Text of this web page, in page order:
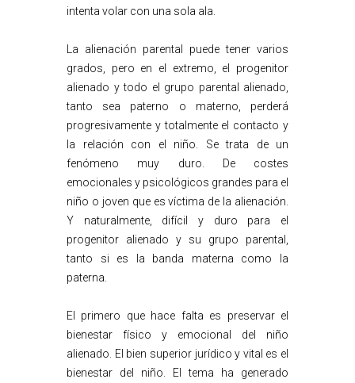
intenta volar con una sola ala.
La alienación parental puede tener varios
grados, pero en el extremo, el progenitor
alienado y todo el grupo parental alienado,
tanto sea paterno o materno, perderá
progresivamente y totalmente el contacto y
la relación con el niño. Se trata de un
fenómeno muy duro. De costes
emocionales y psicológicos grandes para el
niño o joven que es víctima de la alienación.
Y naturalmente, difícil y duro para el
progenitor alienado y su grupo parental,
tanto si es la banda materna como la
paterna.
El primero que hace falta es preservar el
bienestar físico y emocional del niño
alienado. El bien superior jurídico y vital es el
bienestar del niño. El tema ha generado